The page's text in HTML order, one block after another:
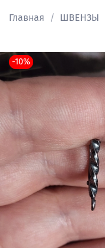
Главная ШВЕНЗЫ
-10%